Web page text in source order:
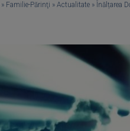
» Familie-Părinţi » Actualitate » Înălțarea